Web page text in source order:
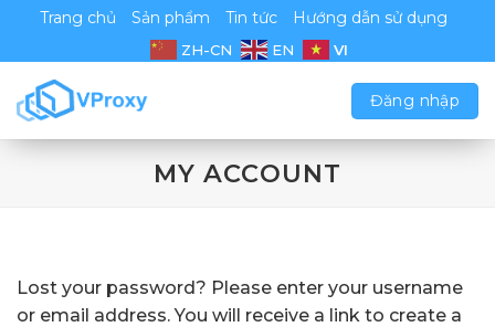
Chuyển
nội
dung
Trang chủ Sản phẩm Tin tức Hướng dẫn sử dụng
ZH-CN EN VI
Đăng nhập
MY ACCOUNT
Lost your password? Please enter your username
or email address. You will receive a link to create a